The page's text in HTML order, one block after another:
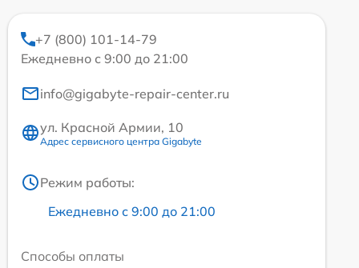
+7 (800) 101-14-79
Ежедневно с 9:00 до 21:00
info@gigabyte-repair-center.ru
ул. Красной Армии, 10
Адрес сервисного центра Gigabyte
Режим работы:
Ежедневно с 9:00 до 21:00
Способы оплаты